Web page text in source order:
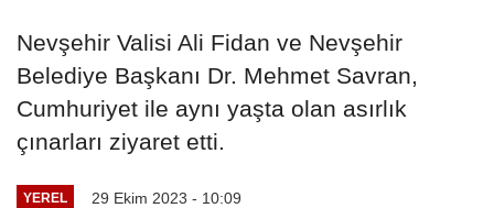
Nevşehir Valisi Ali Fidan ve Nevşehir
Belediye Başkanı Dr. Mehmet Savran,
Cumhuriyet ile aynı yaşta olan asırlık
çınarları ziyaret etti.
YEREL 29 Ekim 2023 - 10:09